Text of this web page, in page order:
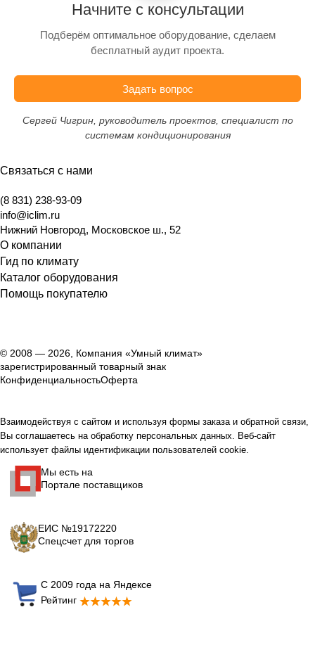
Начните с консультации
Подберём оптимальное оборудование, сделаем
бесплатный аудит проекта.
Задать вопрос
Сергей Чигрин, руководитель проектов, специалист по
системам кондиционирования
Связаться с нами
(8 831) 238-93-09
info@iclim.ru
Нижний Новгород, Московское ш., 52
О компании
Гид по климату
Каталог оборудования
Помощь покупателю
© 2008 — 2026, Компания «Умный климат»
зарегистрированный товарный знак
КонфиденциальностьОферта
Взаимодействуя с сайтом и используя формы заказа и обратной связи,
Вы соглашаетесь на обработку персональных данных. Веб-сайт
использует файлы идентификации пользователей cookie.
Мы есть на
Портале поставщиков
ЕИС №19172220
Спецсчет для торгов
С 2009 года на Яндексе
Рейтинг